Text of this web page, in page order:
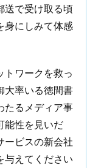
送で受け取る頃
身にしみて体感
トワークを救っ
大率いる徳間書
たるメディア事
能性を見いだ
ービスの新会社
与えてください